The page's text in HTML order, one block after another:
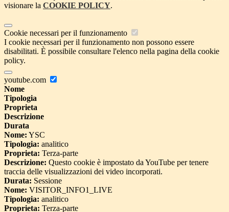
visionare la COOKIE POLICY.
Cookie necessari per il funzionamento
I cookie necessari per il funzionamento non possono essere
disabilitati. È possibile consultare l'elenco nella pagina della cookie
policy.
youtube.com
Nome
Tipologia
Proprieta
Descrizione
Durata
Nome: YSC
Tipologia: analitico
Proprieta: Terza-parte
Descrizione: Questo cookie è impostato da YouTube per tenere
traccia delle visualizzazioni dei video incorporati.
Durata: Sessione
Nome: VISITOR_INFO1_LIVE
Tipologia: analitico
Proprieta: Terza-parte